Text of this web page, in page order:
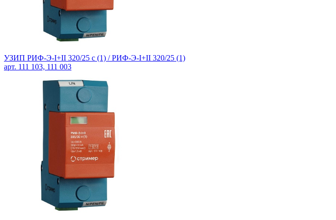
УЗИП РИФ-Э-I+II 320/25 с (1) / РИФ-Э-I+II 320/25 (1)
арт. 111 103, 111 003